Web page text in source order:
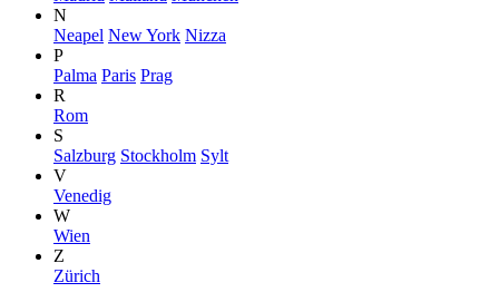
N
Neapel New York Nizza
P
Palma Paris Prag
R
Rom
S
Salzburg Stockholm Sylt
V
Venedig
W
Wien
Z
Zürich